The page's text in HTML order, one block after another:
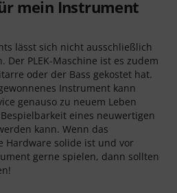
mein Instrument
lässt sich nicht ausschließlich
Der PLEK-Maschine ist es zudem
oder der Bass gekostet hat.
Instrument kann
genauso zu neuem Leben
eines neuwertigen
kann. Wenn das
Hardware solide ist und vor
gerne spielen, dann sollten